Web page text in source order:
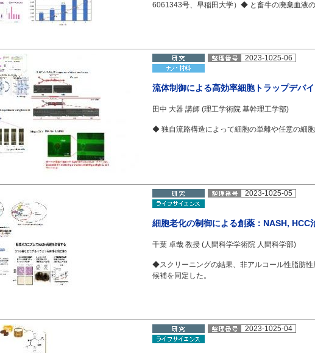
6061343号、早稲田大学）◆ と畜牛の廃棄血液
2023-1025-06
流体制御による高効率細胞トラップデバ
田中 大器 講師 (理工学術院 基幹理工学部)
◆ 独自流路構造によって細胞の単離や任意の細
2023-1025-05
細胞老化の制御による創薬：NASH, HCC
千葉 卓哉 教授 (人間科学学術院 人間科学部)
◆スクリーニングの結果、非アルコール性脂肪
候補を同定した。
2023-1025-04